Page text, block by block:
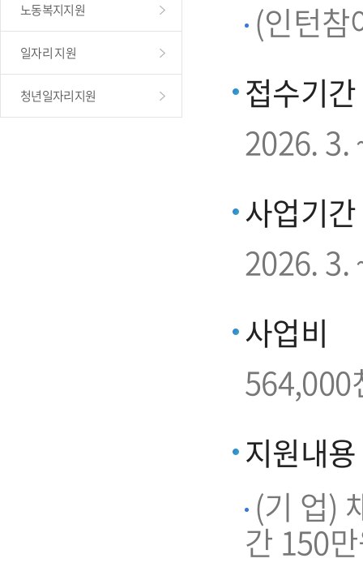
노동복지지원
일자리 지원
청년일자리지원
(인턴참
접수기간
2026. 3.
사업기간
2026. 3.
사업비
564,000
지원내용
(기 업)
간 150